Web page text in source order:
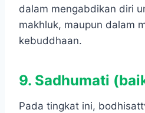
dalam mengabdikan diri
makhluk, maupun dalam
kebuddhaan.
9. Sadhumati
Pada tingkat ini,